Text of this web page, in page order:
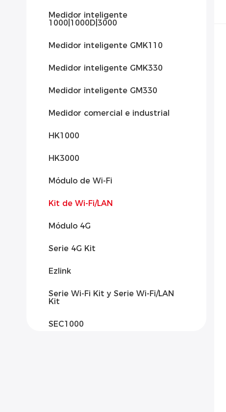
Medidor inteligente
1000|1000D|3000
Medidor inteligente GMK110
Medidor inteligente GMK330
Medidor inteligente GM330
Medidor comercial e industrial
HK1000
HK3000
Módulo de Wi-Fi
Kit de Wi-Fi/LAN
Módulo 4G
Serie 4G Kit
Ezlink
Serie Wi-Fi Kit y Serie Wi-Fi/LAN
Kit
SEC1000